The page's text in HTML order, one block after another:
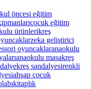
öncesi eğitim
çocuk eğitim
ürünlerikreş
zeka geliştirici
oyuncaklaranaokulu
anaokulu masakreş
kreş sandalyesirenkli
ahşap çocuk
kitaplık